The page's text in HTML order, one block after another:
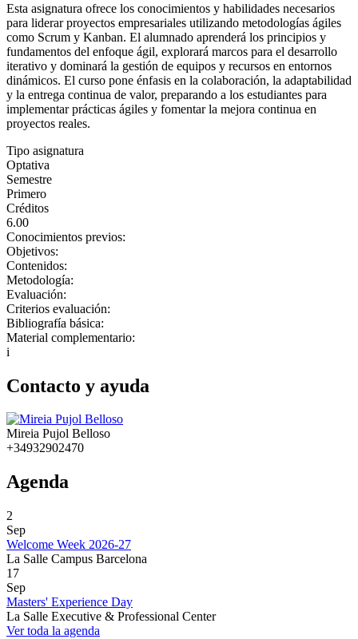
Esta asignatura ofrece los conocimientos y habilidades necesarios
para liderar proyectos empresariales utilizando metodologías ágiles
como Scrum y Kanban. El alumnado aprenderá los principios y
fundamentos del enfoque ágil, explorará marcos para el desarrollo
iterativo y dominará la gestión de equipos y recursos en entornos
dinámicos. El curso pone énfasis en la colaboración, la adaptabilidad
y la entrega continua de valor, preparando a los estudiantes para
implementar prácticas ágiles y fomentar la mejora continua en
proyectos reales.
Tipo asignatura
Optativa
Semestre
Primero
Créditos
6.00
Conocimientos previos:
Objetivos:
Contenidos:
Metodología:
Evaluación:
Criterios evaluación:
Bibliografía básica:
Material complementario:
i
Contacto y ayuda
Mireia Pujol Belloso
+34932902470
Agenda
2
Sep
Welcome Week 2026-27
La Salle Campus Barcelona
17
Sep
Masters' Experience Day
La Salle Executive & Professional Center
Ver toda la agenda